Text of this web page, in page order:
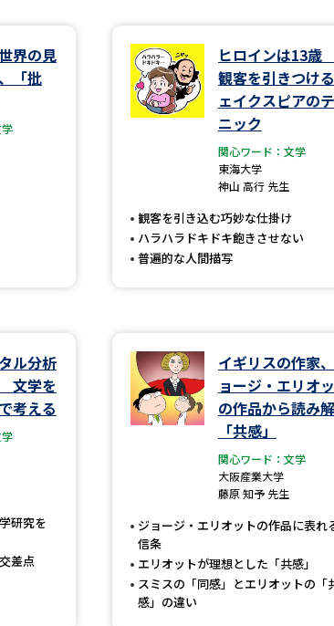
界の見
「批
ヒロインは13歳
観客を引きつけ
ェイクスピアの
ニック
関心ワード：文学
東海大学
神山 高行 先生
観客を引き込む巧妙な仕掛け
ハラハラドキドキ飽きさせない
普遍的な人間描写
ル分析
文学を
考える
研究を
差点
イギリスの作家
ョージ・エリオ
の作品から読み
「共感」
関心ワード：文学
大阪産業大学
藤原 知予 先生
ジョージ・エリオットの作品に表れ
信条
エリオットが理想とした「共感」
スミスの「同感」とエリオットの「
感」の違い